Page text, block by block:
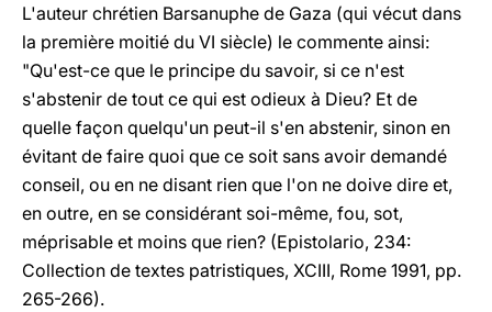
L'auteur chrétien Barsanuphe de Gaza (qui vécut dans
la première moitié du VI siècle) le commente ainsi:
"Qu'est-ce que le principe du savoir, si ce n'est
s'abstenir de tout ce qui est odieux à Dieu? Et de
quelle façon quelqu'un peut-il s'en abstenir, sinon en
évitant de faire quoi que ce soit sans avoir demandé
conseil, ou en ne disant rien que l'on ne doive dire et,
en outre, en se considérant soi-même, fou, sot,
méprisable et moins que rien? (Epistolario, 234:
Collection de textes patristiques, XCIII, Rome 1991, pp.
265-266).